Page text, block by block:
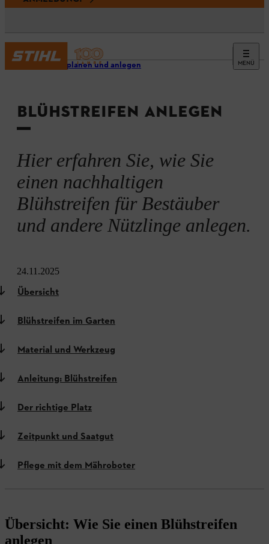
MENÜ
Garten planen und anlegen
BLÜHSTREIFEN ANLEGEN
Hier erfahren Sie, wie Sie
einen nachhaltigen
Blühstreifen für Bestäuber
und andere Nützlinge anlegen.
24.11.2025
Übersicht
Blühstreifen im Garten
Material und Werkzeug
Anleitung: Blühstreifen
Der richtige Platz
Zeitpunkt und Saatgut
Pflege mit dem Mähroboter
Übersicht: Wie Sie einen Blühstreifen
anlegen